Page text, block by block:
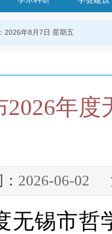
2026年8月7日 星期五
2026年
2026-06-02
无锡市哲